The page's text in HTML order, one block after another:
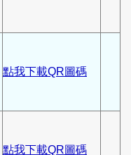
點我下載QR圖碼
點我下載QR圖碼